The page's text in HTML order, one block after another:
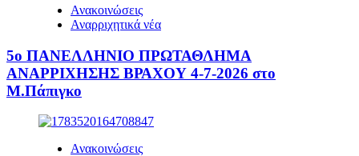
Ανακοινώσεις
Αναρριχητικά νέα
5ο ΠΑΝΕΛΛΗΝΙΟ ΠΡΩΤΑΘΛΗΜΑ
ΑΝΑΡΡΙΧΗΣΗΣ ΒΡΑΧΟΥ 4-7-2026 στο
Μ.Πάπιγκο
Ανακοινώσεις